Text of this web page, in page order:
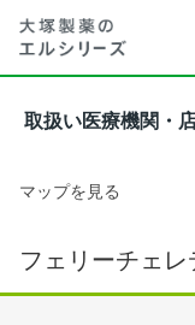
取扱い医療機関・
マップを見る
フェリーチェ